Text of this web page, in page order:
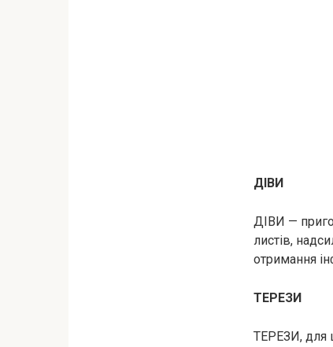
ДІВИ
ДІВИ —
листів,
отримання
ТЕРЕЗИ
ТЕРЕЗИ, для